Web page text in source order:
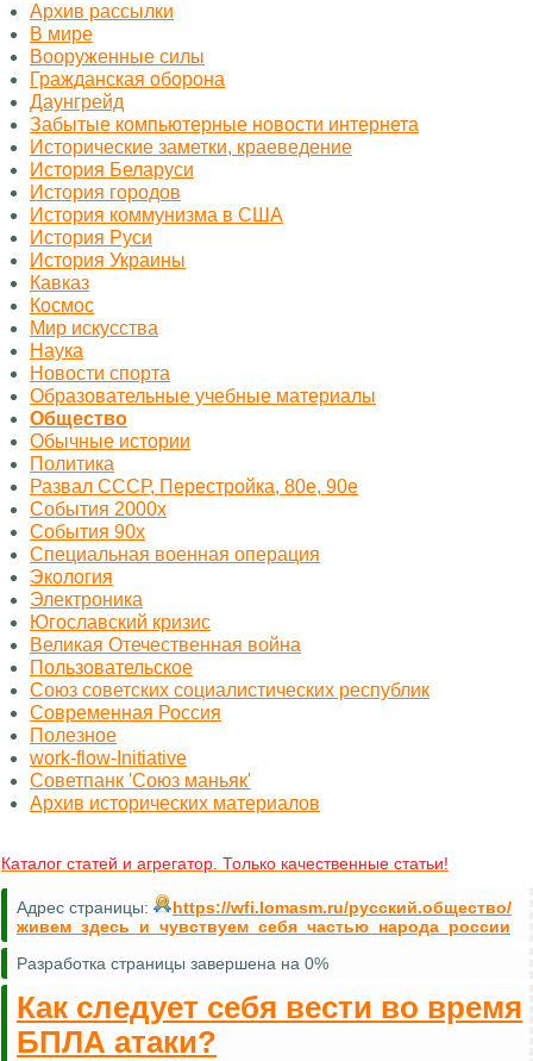
Архив рассылки
В мире
Вооруженные силы
Гражданская оборона
Даунгрейд
Забытые компьютерные новости интернета
Исторические заметки, краеведение
История Беларуси
История городов
История коммунизма в США
История Руси
История Украины
Кавказ
Космос
Миp искусства
Наука
Новости спорта
Образовательные учебные материалы
Общество
Обычные истории
Политика
Развал СССР, Перестройка, 80е, 90е
События 2000х
События 90х
Специальная военная операция
Экология
Электроника
Югославский кризис
Великая Отечественная война
Пользовательское
Союз советских социалистических республик
Современная Россия
Полезное
work-flow-Initiative
Советпанк 'Союз маньяк'
Архив исторических материалов
Каталог статей и агрегатор. Только качественные статьи!
Адрес страницы:
https://wfi.lomasm.ru/русский.общество/
живем_здесь_и_чувствуем_себя_частью_народа_россии
Разработка страницы завершена на 0%
Как следует себя вести во время
БПЛА атаки?